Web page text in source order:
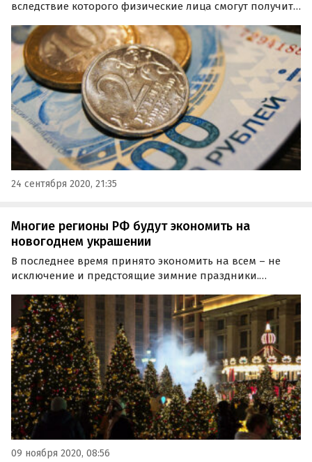
вследствие которого физические лица смогут получить
процентными ставками, считает аналитик «УНИВЕР
капитал» Сергей Дроздов.
24 сентября 2020, 21:35
Многие регионы РФ будут экономить на
новогоднем украшении
В последнее время принято экономить на всем – не
исключение и предстоящие зимние праздники.
впадать в раж расточительности и поберечь средства
на что-то более злободневное, нежели новогоднее
украшение…
09 ноября 2020, 08:56